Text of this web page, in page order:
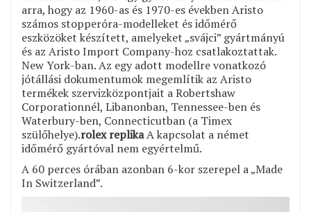
arra, hogy az 1960-as és 1970-es években Aristo
számos stopperóra-modelleket és időmérő
eszközöket készített, amelyeket „svájci” gyártmányú
és az Aristo Import Company-hoz csatlakoztattak.
New York-ban. Az egy adott modellre vonatkozó
jótállási dokumentumok megemlítik az Aristo
termékek szervizközpontjait a Robertshaw
Corporationnél, Libanonban, Tennessee-ben és
Waterbury-ben, Connecticutban (a Timex
szülőhelye).rolex replikaA kapcsolat a német
időmérő gyártóval nem egyértelmű.
A 60 perces órában azonban 6-kor szerepel a „Made
In Switzerland”.